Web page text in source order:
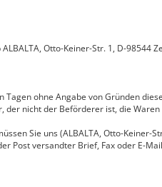
Otto-Keiner-Str. 1, D-98544
Tagen ohne Angabe von Gründen
der nicht der Beförderer ist, die
Sie uns (ALBALTA, Otto-
Post versandter Brief, Fax oder E-